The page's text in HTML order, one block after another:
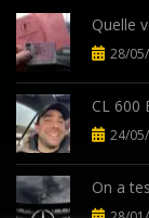
Quelle
28/
CL 600
24/
On a